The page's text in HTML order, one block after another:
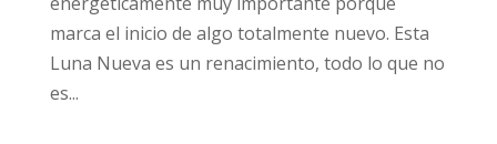
marca el inicio de algo totalmente nuevo. Esta
Luna Nueva es un renacimiento, todo lo que no
es...